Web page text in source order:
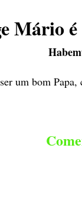
Mário
um bom